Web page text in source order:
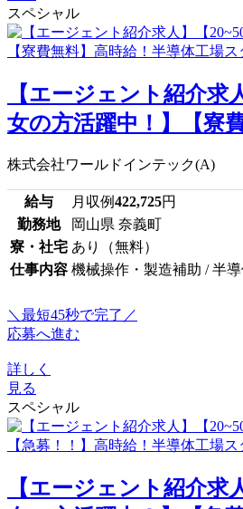
スペシャル
【エージェント紹介求
女の方活躍中！】【寮
株式会社ワールドインテック(A)
給与 月収例422,725円
勤務地
岡山県 奈義町
寮・社宅 あり（無料）
仕事内容 機械操作・製造補助 / 半
＼最短45秒で完了／
応募へ進む
詳しく
見る
スペシャル
【エージェント紹介求